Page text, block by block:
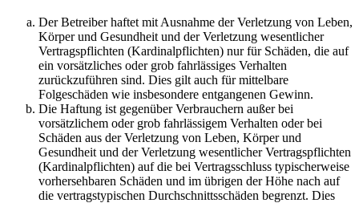
Der Betreiber haftet mit Ausnahme der Verletzung von Leben,
Körper und Gesundheit und der Verletzung wesentlicher
Vertragspflichten (Kardinalpflichten) nur für Schäden, die auf
ein vorsätzliches oder grob fahrlässiges Verhalten
zurückzuführen sind. Dies gilt auch für mittelbare
Folgeschäden wie insbesondere entgangenen Gewinn.
Die Haftung ist gegenüber Verbrauchern außer bei
vorsätzlichem oder grob fahrlässigem Verhalten oder bei
Schäden aus der Verletzung von Leben, Körper und
Gesundheit und der Verletzung wesentlicher Vertragspflichten
(Kardinalpflichten) auf die bei Vertragsschluss typischerweise
vorhersehbaren Schäden und im übrigen der Höhe nach auf
die vertragstypischen Durchschnittsschäden begrenzt. Dies